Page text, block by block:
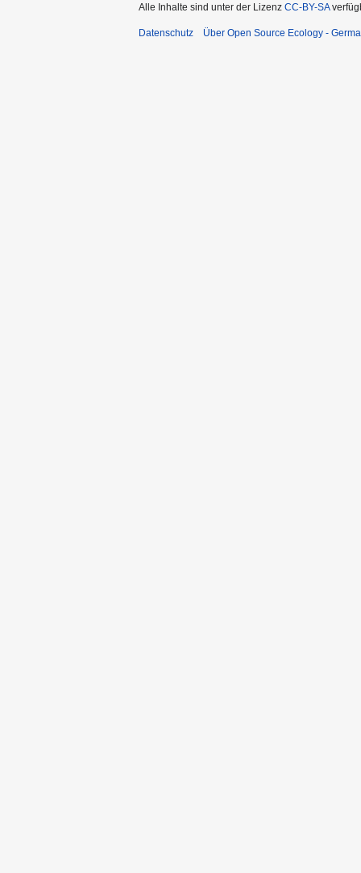
Alle Inhalte sind unter der Lizenz CC-BY-SA
Datenschutz Über Open Source Ecology -